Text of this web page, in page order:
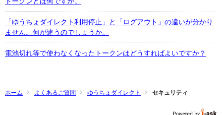
「ゆうちょダイレクト利用停止」と「ログアウト」の違いが分かり
ません。何が違うのでしょうか。
電池切れ等で使わなくなったトークンはどうすればよいですか？
ホーム よくあるご質問 ゆうちょダイレクト セキュリティ